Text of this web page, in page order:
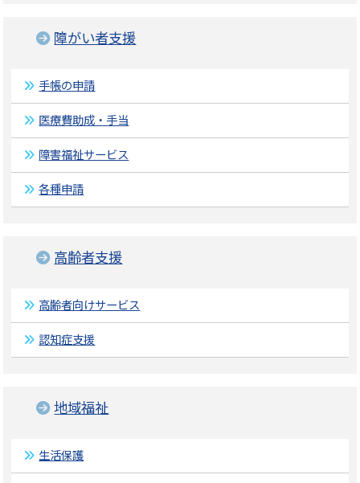
障がい者支援
手帳の申請
医療費助成・手当
障害福祉サービス
各種申請
高齢者支援
高齢者向けサービス
認知症支援
地域福祉
生活保護